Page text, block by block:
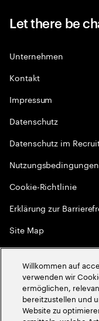
Let there be
Unternehmen
Kontakt
Impressum
Datenschutz
Datenschutz im
Nutzungsbedingungen
Cookie-Richtlinie
Erklärung zur
Site Map
Globale Meritokratie
2026Accenture. Alle
Willkommen auf
verwenden wir
ermöglichen,
bereitzustellen und
Website zu